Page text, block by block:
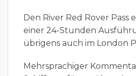
Den River Red Rover Pass
einer 24-Stunden
übrigens auch im London
Mehrsprachiger